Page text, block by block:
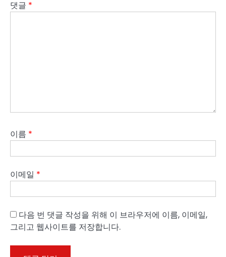
댓글 *
이름 *
이메일 *
다음 번 댓글 작성을 위해 이 브라우저에 이름, 이메일,
그리고 웹사이트를 저장합니다.